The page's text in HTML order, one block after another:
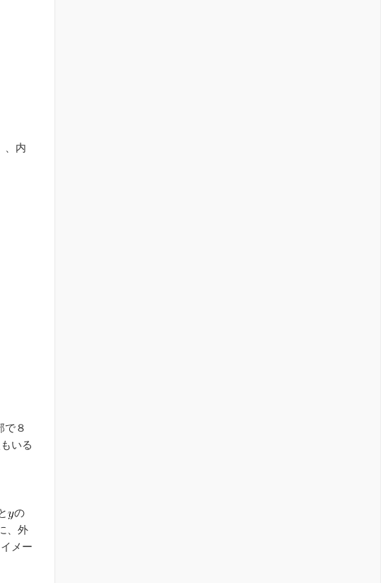
、内
で８
いる
の
、外
メー